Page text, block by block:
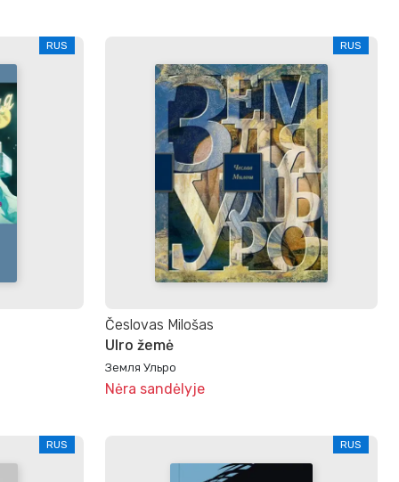
RUS RUS
Česlovas Milošas
Ulro žemė
Земля Ульро
Nėra sandėlyje
RUS RUS